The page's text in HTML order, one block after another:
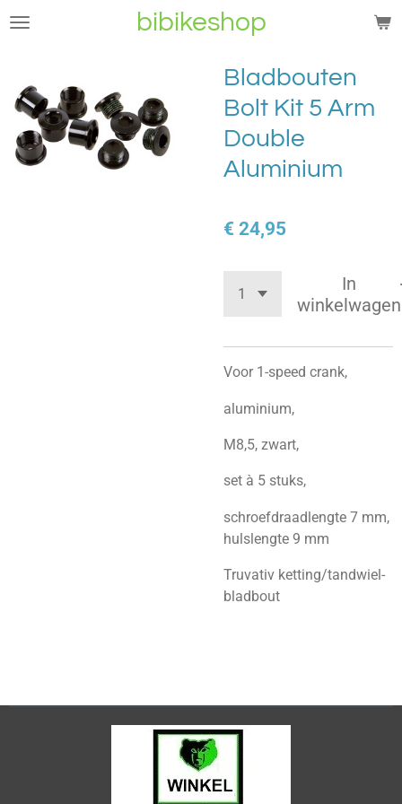
Ga
hoofdinhoud
bibikeshop
Bladbouten
Bolt Kit 5 Arm
Double
Aluminium
€ 24,95
In
winkelwagen
Voor 1-speed crank,
aluminium,
M8,5, zwart,
set à 5 stuks,
schroefdraadlengte 7 mm,
hulslengte 9 mm
Truvativ ketting/tandwiel-
bladbout